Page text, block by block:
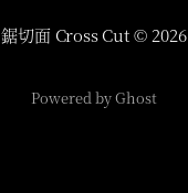
鋸切面 Cross Cut© 2026
Powered by Ghost